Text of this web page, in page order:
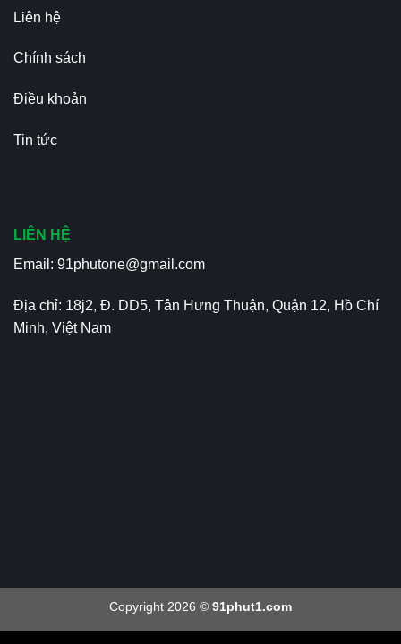
Liên hệ
Chính sách
Điều khoản
Tin tức
LIÊN HỆ
Email: 91phutone@gmail.com
Địa chỉ: 18j2, Đ. DD5, Tân Hưng Thuận, Quận 12, Hồ Chí
Minh, Việt Nam
Copyright 2026 © 91phut1.com